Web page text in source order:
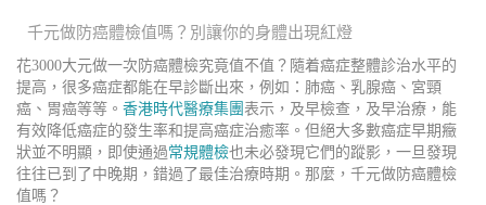
千元做防癌體檢值嗎？別讓你的身體出現紅燈
花3000大元做一次防癌體檢究竟值不值？隨着癌症整體診治水平的
提高，很多癌症都能在早診斷出來，例如：肺癌、乳腺癌、宮頸
癌、胃癌等等。 香港時代醫療集團 表示，及早檢查，及早治療，能
有效降低癌症的發生率和提高癌症治癒率。但絕大多數癌症早期癥
狀並不明顯，即使通過常規體檢也未必發現它們的蹤影，一旦發現
往往已到了中晚期，錯過了最佳治療時期。那麼，千元做防癌體檢
值嗎？